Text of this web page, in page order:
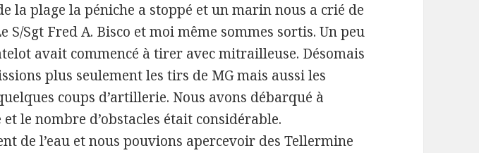
la plage la péniche a stoppé et un marin nous a crié de
S/Sgt Fred A. Bisco et moi même sommes sortis. Un peu
avait commencé à tirer avec mitrailleuse. Désomais
plus seulement les tirs de MG mais aussi les
coups d’artillerie. Nous avons débarqué à
et le nombre d’obstacles était considérable.
de l’eau et nous pouvions apercevoir des Tellermine